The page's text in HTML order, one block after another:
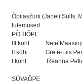
Õpilasžürii (Janeli Sults,
tulemused:
PÕHIÕPE
III koht Nele Maasing
II koht Grete-Liis
I koht Reanna
SÜVAÕPE